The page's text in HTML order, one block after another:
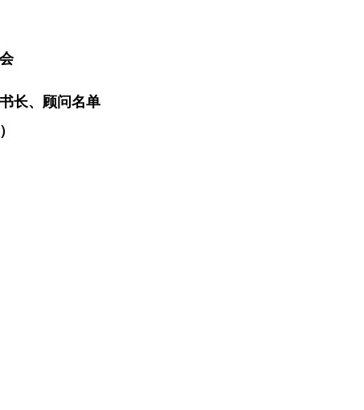
长、顾问名单